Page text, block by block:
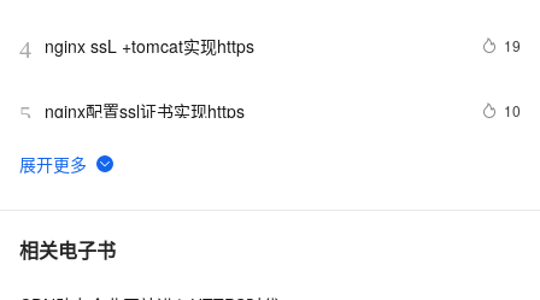
4 nginx ssL +tomcat实现https 19
5 nginx配置ssl证书实现https 10
6 阿里云slb http https配置
7 IP地址能否申请HTTPS证书？
相关电子书